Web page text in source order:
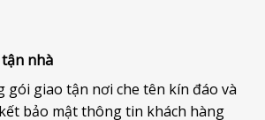
nhà
gói giao tận nơi che tên kín đáo và
bảo mật thông tin khách hàng